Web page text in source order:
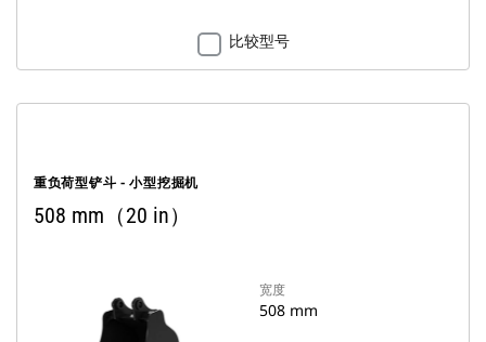
比较型号
重负荷型铲斗 - 小型挖掘机
508 mm（20 in）
宽度
508 mm